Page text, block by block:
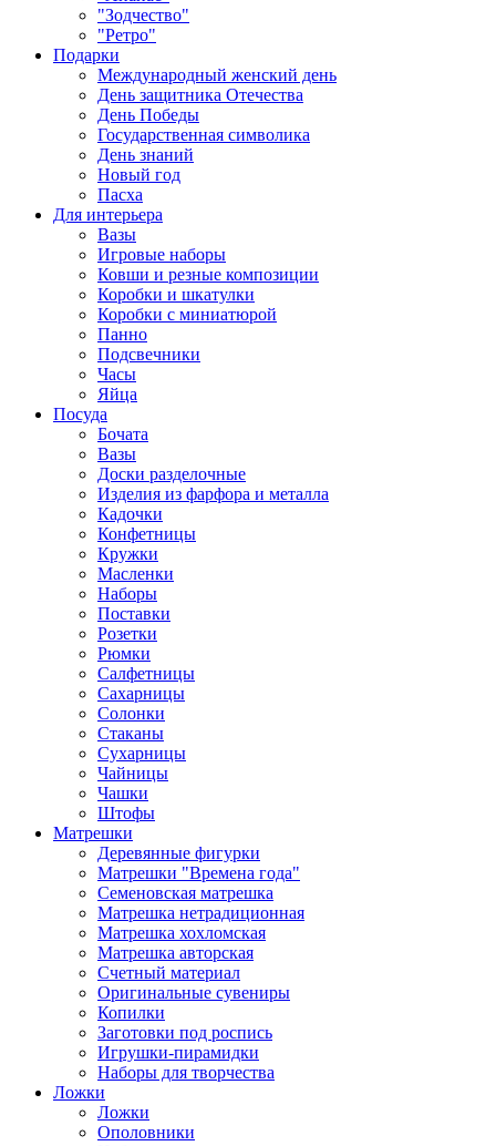
"Зодчество"
"Ретро"
Подарки
Международный женский день
День защитника Отечества
День Победы
Государственная символика
День знаний
Новый год
Пасха
Для интерьера
Вазы
Игровые наборы
Ковши и резные композиции
Коробки и шкатулки
Коробки с миниатюрой
Панно
Подсвечники
Часы
Яйца
Посуда
Бочата
Вазы
Доски разделочные
Изделия из фарфора и металла
Кадочки
Конфетницы
Кружки
Масленки
Наборы
Поставки
Розетки
Рюмки
Салфетницы
Сахарницы
Солонки
Стаканы
Сухарницы
Чайницы
Чашки
Штофы
Матрешки
Деревянные фигурки
Матрешки "Времена года"
Семеновская матрешка
Матрешка нетрадиционная
Матрешка хохломская
Матрешка авторская
Счетный материал
Оригинальные сувениры
Копилки
Заготовки под роспись
Игрушки-пирамидки
Наборы для творчества
Ложки
Ложки
Ополовники